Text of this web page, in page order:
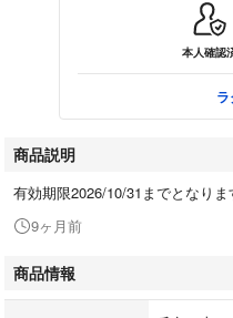
本人確認
商品説明
有効期限2026/10/31までとなりま
9ヶ月前
商品情報